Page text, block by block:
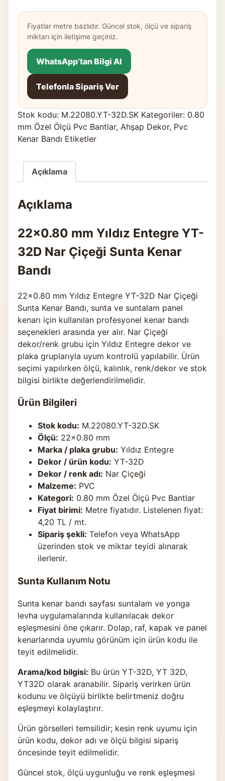
Fiyatlar metre bazlıdır. Güncel stok, ölçü ve sipariş
miktarı için iletişime geçiniz.
WhatsApp’tan Bilgi Al
Telefonla Sipariş Ver
Stok kodu: M.22080.YT-32D.SK Kategoriler: 0.80
mm Özel Ölçü Pvc Bantlar, Ahşap Dekor, Pvc
Kenar Bandı Etiketler
Açıklama
Açıklama
22×0.80 mm Yıldız Entegre YT-
32D Nar Çiçeği Sunta Kenar
Bandı
22×0.80 mm Yıldız Entegre YT-32D Nar Çiçeği
Sunta Kenar Bandı, sunta ve suntalam panel
kenarı için kullanılan profesyonel kenar bandı
seçenekleri arasında yer alır. Nar Çiçeği
dekor/renk grubu için Yıldız Entegre dekor ve
plaka gruplarıyla uyum kontrolü yapılabilir. Ürün
seçimi yapılırken ölçü, kalınlık, renk/dekor ve stok
bilgisi birlikte değerlendirilmelidir.
Ürün Bilgileri
Stok kodu: M.22080.YT-32D.SK
Ölçü: 22×0.80 mm
Marka / plaka grubu: Yıldız Entegre
Dekor / ürün kodu: YT-32D
Dekor / renk adı: Nar Çiçeği
Malzeme: PVC
Kategori: 0.80 mm Özel Ölçü Pvc Bantlar
Fiyat birimi: Metre fiyatıdır. Listelenen fiyat:
4,20 TL / mt.
Sipariş şekli: Telefon veya WhatsApp
üzerinden stok ve miktar teyidi alınarak
ilerlenir.
Sunta Kullanım Notu
Sunta kenar bandı sayfası suntalam ve yonga
levha uygulamalarında kullanılacak dekor
eşleşmesini öne çıkarır. Dolap, raf, kapak ve panel
kenarlarında uyumlu görünüm için ürün kodu ile
teyit edilmelidir.
Arama/kod bilgisi: Bu ürün YT-32D, YT 32D,
YT32D olarak aranabilir. Sipariş verirken ürün
kodunu ve ölçüyü birlikte belirtmeniz doğru
eşleşmeyi kolaylaştırır.
Ürün görselleri temsilidir; kesin renk uyumu için
ürün kodu, dekor adı ve ölçü bilgisi sipariş
öncesinde teyit edilmelidir.
Güncel stok, ölçü uygunluğu ve renk eşleşmesi